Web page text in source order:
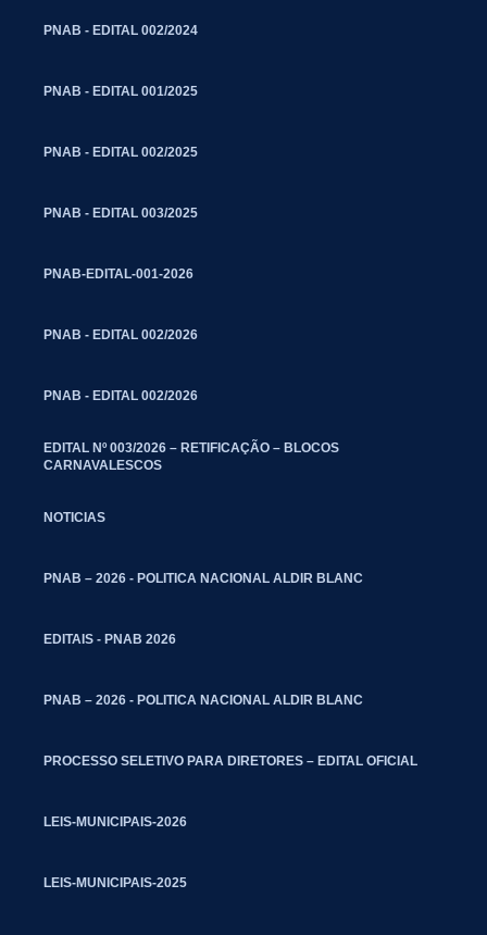
PNAB - EDITAL 002/2024
PNAB - EDITAL 001/2025
PNAB - EDITAL 002/2025
PNAB - EDITAL 003/2025
PNAB-EDITAL-001-2026
PNAB - EDITAL 002/2026
PNAB - EDITAL 002/2026
EDITAL Nº 003/2026 – RETIFICAÇÃO – BLOCOS
CARNAVALESCOS
NOTICIAS
PNAB – 2026 - POLITICA NACIONAL ALDIR BLANC
EDITAIS - PNAB 2026
PNAB – 2026 - POLITICA NACIONAL ALDIR BLANC
PROCESSO SELETIVO PARA DIRETORES – EDITAL OFICIAL
LEIS-MUNICIPAIS-2026
LEIS-MUNICIPAIS-2025